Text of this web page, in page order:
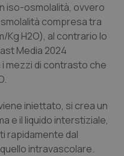
iso-osmolalità, ovvero
compresa tra
Kg H2O), al contrario lo
Media 2024
mezzi di contrasto che
iniettato, si crea un
e il liquido interstiziale,
rapidamente dal
intravascolare.